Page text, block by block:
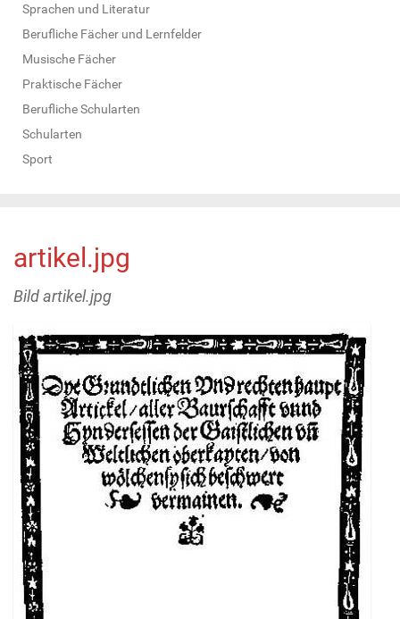
Sprachen und Literatur
Berufliche Fächer und Lernfelder
Musische Fächer
Praktische Fächer
Berufliche Schularten
Schularten
Sport
artikel.jpg
Bild artikel.jpg